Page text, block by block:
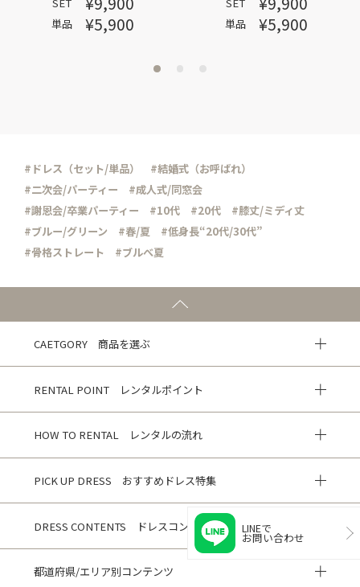
単品 ¥5,900 単品 ¥5,900
#ドレス（セット/単品）
#結婚式（お呼ばれ）
#二次会/パーティー
#成人式/同窓会
#謝恩会/卒業パーティー
#10代 #20代
#膝丈/ミディ丈
#ブルー/グリーン
#春/夏
#低身長“20代/30代”
#骨格ストレート
#ブルべ夏
CAETGORY 商品を選ぶ
RENTAL POINT レンタルポイント
HOW TO RENTAL レンタルの流れ
PICK UP DRESS おすすめドレス特集
DRESS CONTENTS ドレスコンテンツ
都道府県/エリア別コンテンツ
LINEで
お問い合わせ